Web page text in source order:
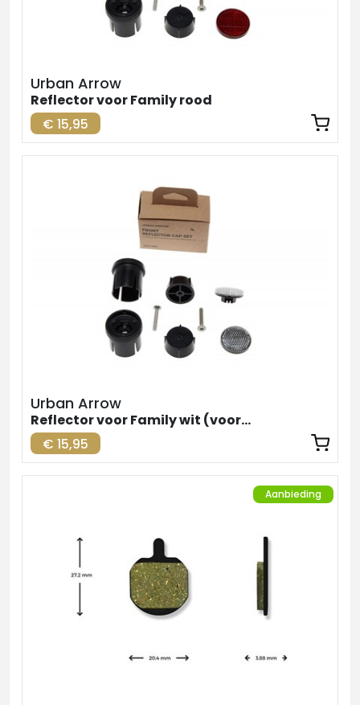
Urban Arrow
Reflector voor Family rood
€ 15,95
Urban Arrow
Reflector voor Family wit (voorzijde)
€ 15,95
Aanbieding